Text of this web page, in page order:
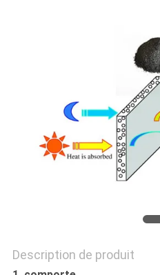
PRIVACY
POLICY
Description de produit